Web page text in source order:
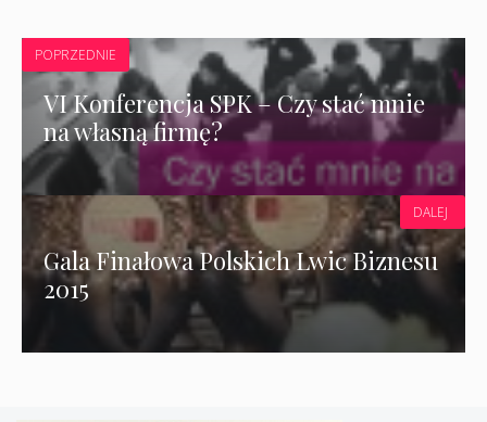
POPRZEDNIE
VI Konferencja SPK – Czy stać mnie
na własną firmę?
Gala Finałowa Polskich Lwic Biznesu
2015
DALEJ